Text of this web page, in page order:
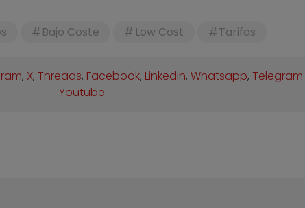
Bajo Coste Low Cost Tarifas
, X,Threads, Facebook, Linkedin,Whatsapp,Telegram
Youtube